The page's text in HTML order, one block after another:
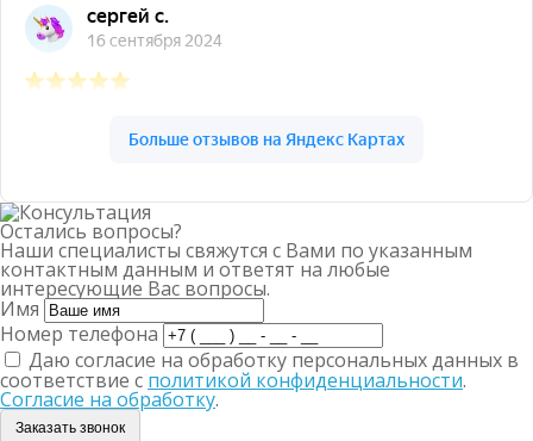
Остались вопросы?
Наши специалисты свяжутся с Вами по указанным
контактным данным и ответят на любые
интересующие Вас вопросы.
Имя
Номер телефона
Даю согласие на обработку персональных данных в
соответствие с политикой конфиденциальности.
Согласие на обработку.
Заказать звонок